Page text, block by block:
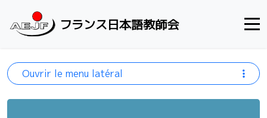
フランス日本語教師会
Ouvrir le menu latéral